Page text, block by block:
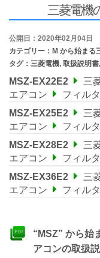
三菱電機
公開日：2020年02月04日
カテゴリー： M から始まる
タグ： 三菱電機, 取扱説明書,
MSZ-EX22E2 三
エアコン
フィル
MSZ-EX25E2
三
エアコン
フィル
MSZ-EX28E2
三
エアコン
フィル
MSZ-EX36E2
三
エアコン
フィル
“MSZ” から始
アコンの取扱